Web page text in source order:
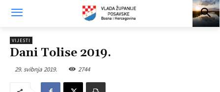
VIJESTI
Dani Tolise 2019.
29. svibnja 2019. 2744